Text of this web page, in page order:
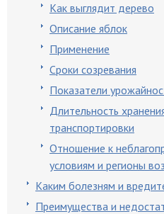
Как выглядит дерево
Описание яблок
Применение
Сроки созревания
Показатели
Длительность
транспортировки
Отношение к
условиям и регионы
Каким болезням и
Преимущества и